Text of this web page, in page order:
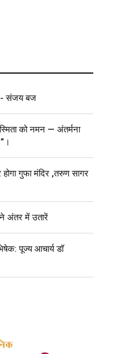
संजय बज
को नमन — अंतर्मना
गुफा मंदिर ,तरुण सागर
अंतर में उतारें
पूज्य आचार्य डॉ